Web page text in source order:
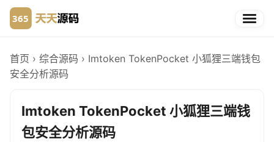
首页 › 综合源码 › Imtoken TokenPocket 小狐狸三端钱包
安全分析源码
Imtoken TokenPocket 小狐狸三端钱
包安全分析源码